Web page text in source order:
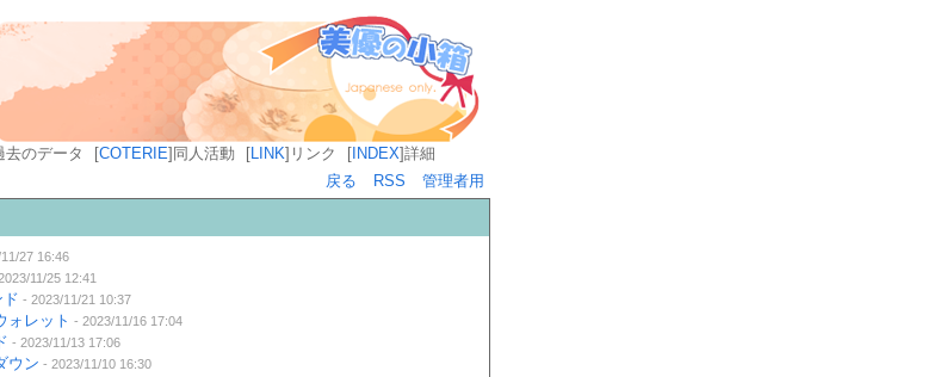
去のデータ [COTERIE] 同人活動 [LINK] リンク [ INDEX]詳細
戻る
RSS 管理者用
27 16:46
11/25 12:41
- 2023/11/21 10:37
ォレット - 2023/11/16 17:04
- 2023/11/13 17:06
ウン - 2023/11/10 16:30